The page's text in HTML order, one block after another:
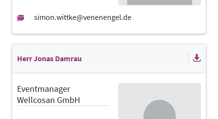
Herr Jonas Damrau
Eventmanager
Wellcosan GmbH